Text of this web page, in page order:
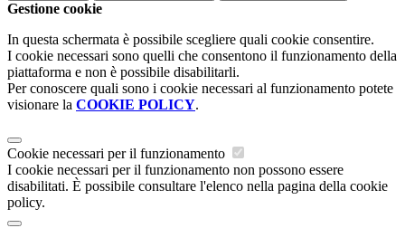
Gestione cookie
In questa schermata è possibile scegliere quali cookie consentire.
I cookie necessari sono quelli che consentono il funzionamento della
piattaforma e non è possibile disabilitarli.
Per conoscere quali sono i cookie necessari al funzionamento potete
visionare la COOKIE POLICY.
Cookie necessari per il funzionamento
I cookie necessari per il funzionamento non possono essere
disabilitati. È possibile consultare l'elenco nella pagina della cookie
policy.